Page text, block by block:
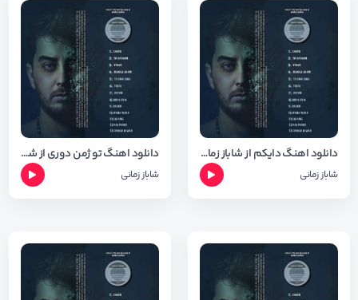
دانلود اهنگ دایکم از شاباز زمانی + متن و شعر
شاباز زمانی
دانلود اهنگ تو ژمن دوری از شاباز زمانی + متن و شعر
شاباز زمانی